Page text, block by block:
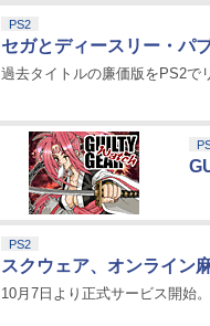
PS2
セガとディースリー・パ
過去タイトルの廉価版をPS2で
PS2
スクウェア、オンライン
10月7日より正式サービス開始